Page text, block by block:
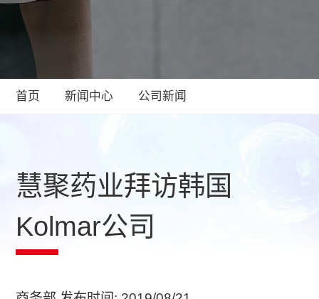
首页 新闻中心 公司新闻
慧聚药业拜访韩国
Kolmar公司